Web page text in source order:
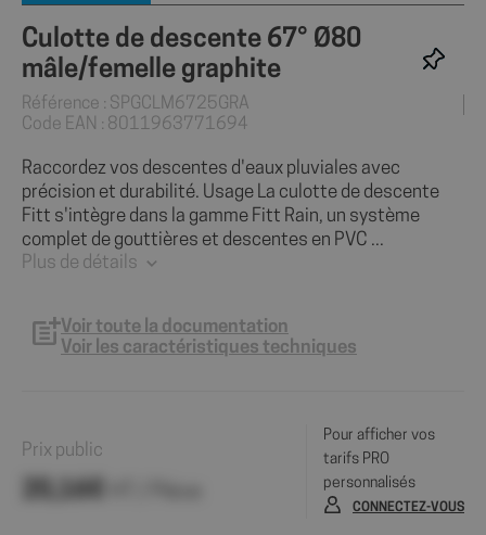
Culotte de descente 67° Ø80
mâle/femelle graphite
Référence : SPGCLM6725GRA
Code EAN : 8011963771694
Raccordez vos descentes d'eaux pluviales avec
précision et durabilité. Usage La culotte de descente
Fitt s'intègre dans la gamme Fitt Rain, un système
complet de gouttières et descentes en PVC ...
Plus de détails
Voir toute la documentation
Voir les caractéristiques techniques
Prix public
Pour afficher vos
tarifs PRO
personnalisés
CONNECTEZ-VOUS